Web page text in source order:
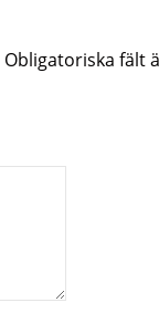
Obligatoriska fält